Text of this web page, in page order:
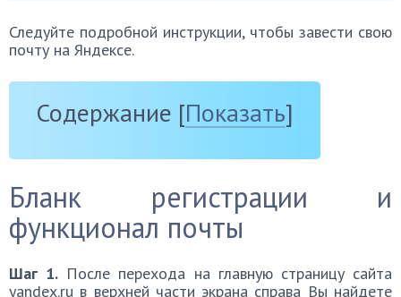
Следуйте подробной инструкции, чтобы завести свою
почту на Яндексе.
Содержание [Показать]
Бланк регистрации и
функционал почты
Шаг 1. После перехода на главную страницу сайта
yandex.ru в верхней части экрана справа Вы найдете